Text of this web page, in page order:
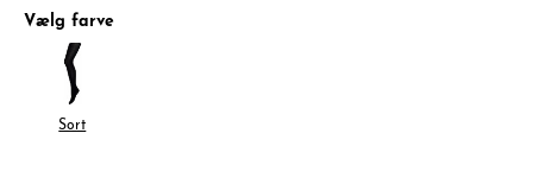
Vælg farve
Sort